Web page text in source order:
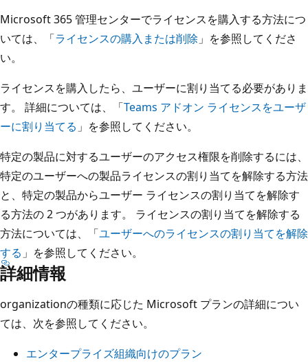
Microsoft 365 管理センターでライセンスを購入する方法につ
いては、「ライセンスの購入または削除 」を参照してくださ
い。
ライセンスを購入したら、ユーザーに割り当てる必要がありま
す。 詳細については、「Teams アドオン ライセンスをユーザ
ーに割り当てる 」を参照してください。
特定の製品に対するユーザーのアクセス権限を削除するには、
特定のユーザーへの製品ライセンスの割り当てを解除する方法
と、特定の製品からユーザー ライセンスの割り当てを解除す
る方法の 2 つがあります。 ライセンスの割り当てを解除する
方法については、「ユーザーへのライセンスの割り当てを解除
する 」を参照してください。
詳細情報
organizationの種類に応じた Microsoft プランの詳細につい
ては、次を参照してください。
エンタープライズ組織向けのプラン